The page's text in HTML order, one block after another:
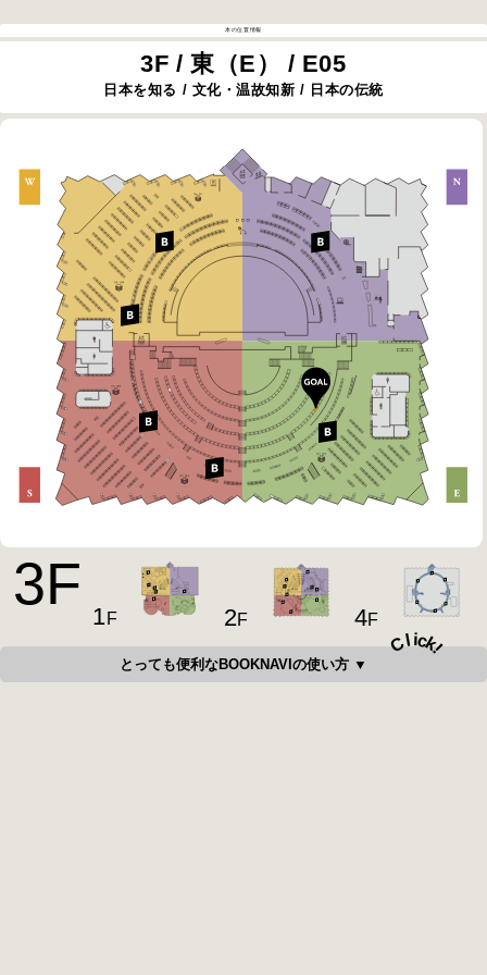
本の位置情報
3F / 東（E） / E05
日本を知る / 文化・温故知新 / 日本の伝統
3F
1F 2F 4F
Cl ick
!
とっても便利なBOOKNAVIの使い方 ▼